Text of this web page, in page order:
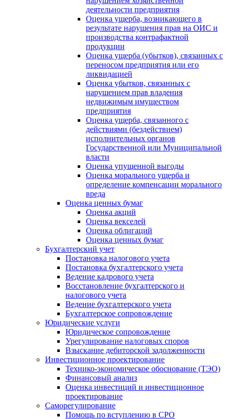
деятельности предприятия
Оценка ущерба, возникающего в
результате нарушения прав на ОИС и
производства контрафактной
продукции
Оценка ущерба (убытков), связанных с
переносом предприятия или его
ликвидацией
Оценка убытков, связанных с
нарушением прав владения
недвижимым имуществом
предприятия
Оценка ущерба, связанного с
действиями (бездействием)
исполнительных органов
Государственной или Муниципальной
власти
Оценка упущенной выгоды
Оценка морального ущерба и
определение компенсации морального
вреда
Оценка ценных бумаг
Оценка акций
Оценка векселей
Оценка облигаций
Оценка ценных бумаг
Бухгалтерский учет
Постановка налогового учета
Постановка бухгалтерского учета
Ведение кадрового учета
Восстановление бухгалтерского и
налогового учета
Ведение бухгалтерского учета
Бухгалтерское сопровождение
Юридические услуги
Юридическое сопровождение
Урегулирование налоговых споров
Взыскание дебиторской задолженности
Инвестиционное проектирование
Технико-экономическое обоснование (ТЭО)
Финансовый анализ
Оценка инвестиций и инвестиционное
проектирование
Саморегулирование
Помощь по вступлению в СРО